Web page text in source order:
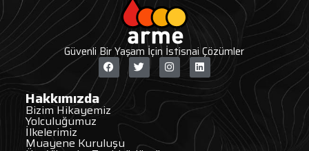
Güvenli Bir Yaşam İçin İstisnai Çözümler
Hakkımızda
Bizim Hikayemiz
Yolculuğumuz
İlkelerimiz
Muayene Kuruluşu